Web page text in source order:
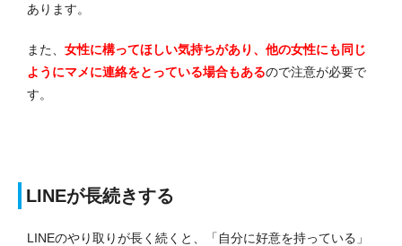
あります。
また、 女性に構ってほしい気持ちがあり、他の女性にも同じ
ようにマメに連絡をとっている場合もあるので注意が必要で
す。
LINEが長続きする
LINEのやり取りが長く続くと、「自分に好意を持っている」